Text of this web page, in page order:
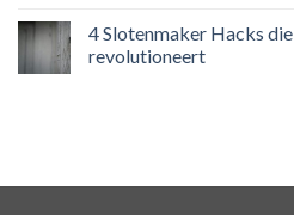
4 Slotenmaker Hacks
revolutioneert